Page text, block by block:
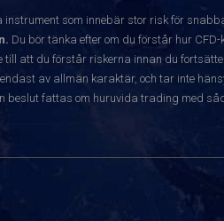
instrument som innebär stor risk för
Du bör tänka efter om du förstår hur
att du förstår riskerna innan du
av allmän karaktär, och tar inte
beslut fattas om huruvida trading med